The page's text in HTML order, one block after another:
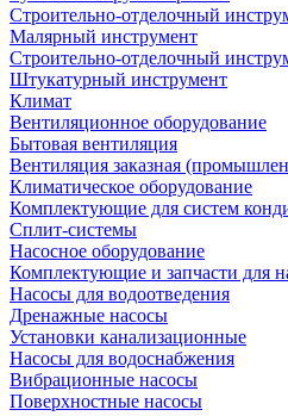
Строительно-отделочный
Малярный инструмент
Строительно-отделочный
Штукатурный инструмент
Климат
Вентиляционное оборудование
Бытовая вентиляция
Вентиляция заказная
Климатическое оборудование
Комплектующие для систем
Сплит-системы
Насосное оборудование
Комплектующие и запчасти для
Насосы для водоотведения
Дренажные насосы
Установки канализационные
Насосы для водоснабжения
Вибрационные насосы
Поверхностные насосы